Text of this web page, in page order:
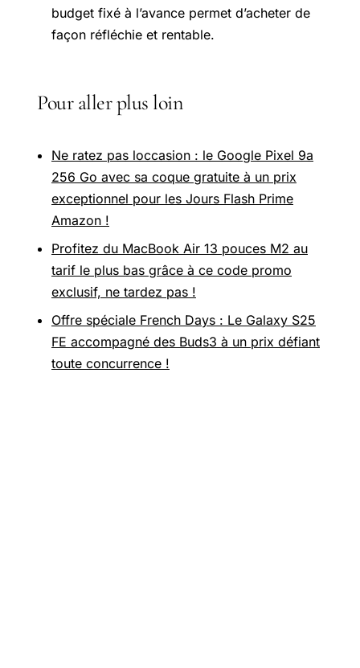
budget fixé à l’avance permet d’acheter de
façon réfléchie et rentable.
Pour aller plus loin
Ne ratez pas loccasion : le Google Pixel 9a
256 Go avec sa coque gratuite à un prix
exceptionnel pour les Jours Flash Prime
Amazon !
Profitez du MacBook Air 13 pouces M2 au
tarif le plus bas grâce à ce code promo
exclusif, ne tardez pas !
Offre spéciale French Days : Le Galaxy S25
FE accompagné des Buds3 à un prix défiant
toute concurrence !